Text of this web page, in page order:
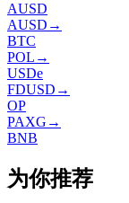
AUSD
AUSD →
BTC
POL →
USDe
FDUSD →
OP
PAXG →
BNB
为你推荐